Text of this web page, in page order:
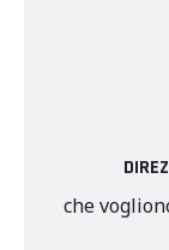
che